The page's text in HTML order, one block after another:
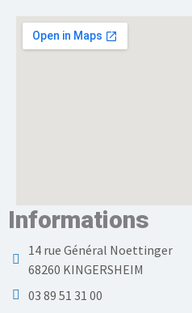
Informations
14 rue Général Noettinger
68260 KINGERSHEIM
03 89 51 31 00